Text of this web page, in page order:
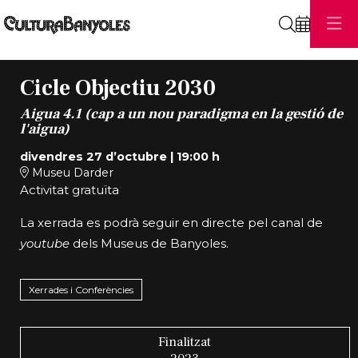
Cicle Objectiu 2030
Aigua 4.1 (cap a un nou paradigma en la gestió de
l'aigua)
divendres 27 d’octubre| 19:00 h
Museu Darder
Activitat gratuïta
La xerrada es podrà seguir en directe pel canal de
youtube dels Museus de Banyoles.
Xerrades i Conferències
Finalitzat